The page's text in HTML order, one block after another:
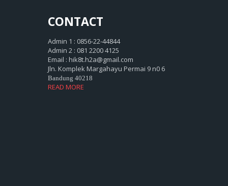
CONTACT
Admin 1 : 0856-22-44844
Admin 2 : 081 2200 4125
Email : hik8t.h2a@gmail.com
Jln. Komplek Margahayu Permai 9 n0 6
Bandung 40218
READ MORE